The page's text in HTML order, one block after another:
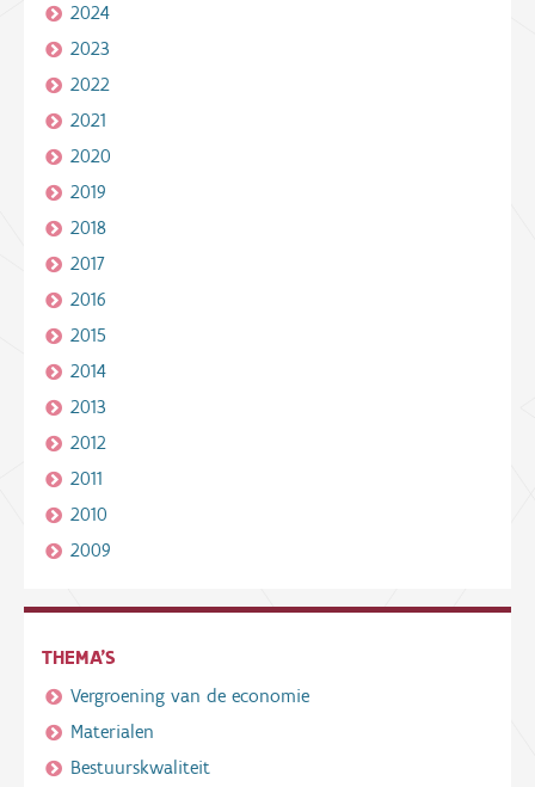
2024
2023
2022
2021
2020
2019
2018
2017
2016
2015
2014
2013
2012
2011
2010
2009
THEMA'S
Vergroening van de economie
Materialen
Bestuurskwaliteit